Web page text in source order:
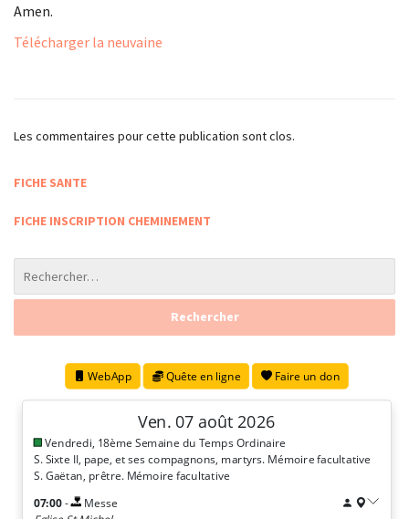
Amen.
Télécharger la neuvaine
Les commentaires pour cette publication sont clos.
FICHE SANTE
FICHE INSCRIPTION CHEMINEMENT